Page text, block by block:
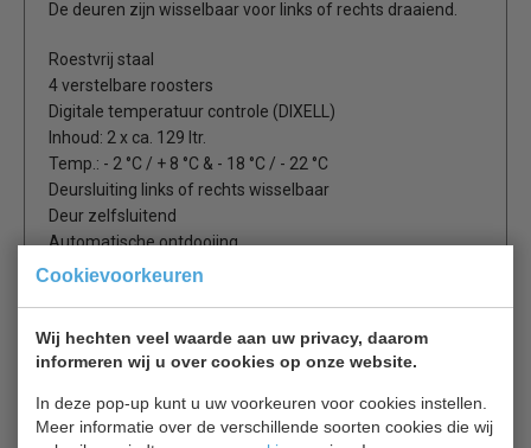
Cookievoorkeuren
Wij hechten veel waarde aan uw privacy, daarom
informeren wij u over cookies op onze website.
In deze pop-up kunt u uw voorkeuren voor cookies instellen.
Meer informatie over de verschillende soorten cookies die wij
De deuren zijn wisselbaar voor links of rechts draaiend.
Roestvrij staal
4 verstelbare roosters
Digitale temperatuur controle (DIXELL)
Inhoud: 2 x ca. 129 ltr.
Temp.: - 2 °C / + 8 °C & - 18 °C / - 22 °C
Deursluiting links of rechts wisselbaar
Deur zelfsluitend
Automatische ontdooiing
Koelmiddel R404a / R134a
Afm. buiten: B 680 x D 830 x H 2010 mm
Elektrische aansluiting 230 V / 1 F / 0,3 + 0,6 kW